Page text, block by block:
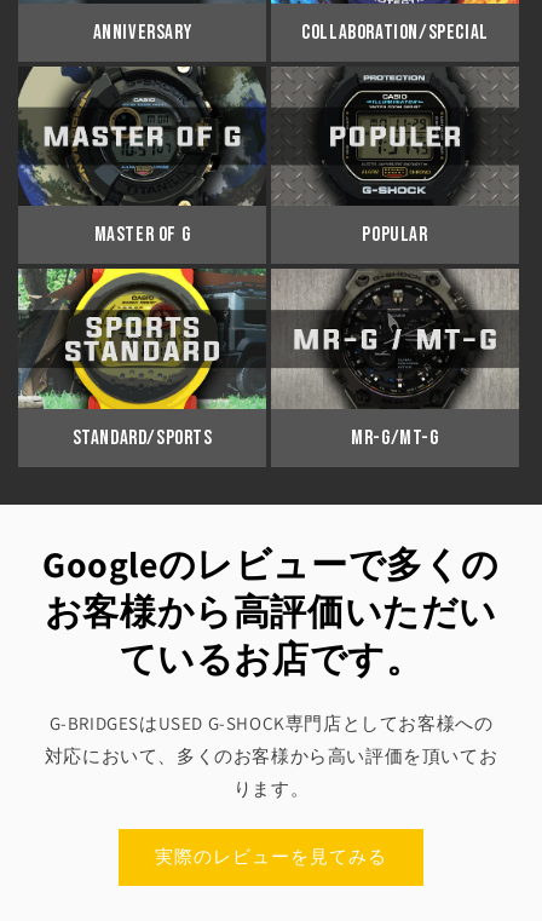
ANNIVERSARY COLLABORATION/SPECIAL
MASTER OF G POPULAR
STANDARD/SPORTS MR-G/MT-G
Googleのレビューで多くの
お客様から高評価いただい
ているお店です。
G-BRIDGESはUSED G-SHOCK専門店としてお客様への
対応において、多くのお客様から高い評価を頂いてお
ります。
実際のレビューを見てみる